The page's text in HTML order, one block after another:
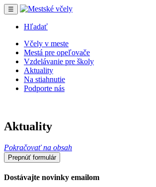
☰
Hľadať
Včely v meste
Mestá pre opeľovače
Vzdelávanie pre školy
Aktuality
Na stiahnutie
Podporte nás
Aktuality
Pokračovať na obsah
Prepnúť formulár
Dostávajte novinky emailom